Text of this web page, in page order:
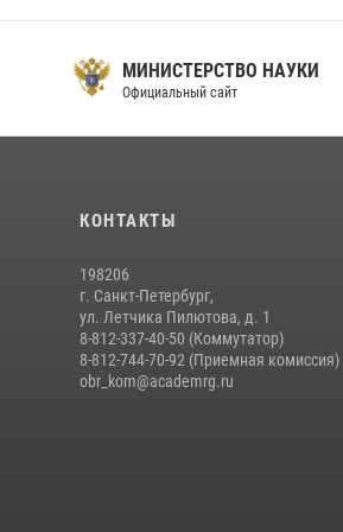
МИНИСТЕРСТВО НАУКИ
Официальный сайт
КОНТАКТЫ
198206
г. Санкт-Петербург,
ул. Летчика Пилютова, д. 1
8-812-337-40-50 (Коммутатор)
8-812-744-70-92 (Приемная комиссия)
obr_kom@academrg.ru